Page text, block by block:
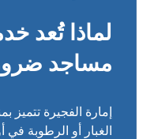
لماذا تُعد
مساجد
إمارة الفجيرة تتميز
الغبار أو الرطوبة